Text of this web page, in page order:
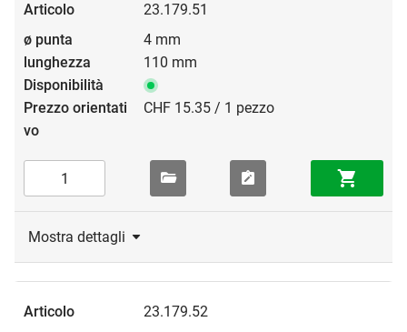
23.179.51
4 mm
110 mm
CHF 15.35 / 1 pezzo
Mostra dettagli
23.179.52